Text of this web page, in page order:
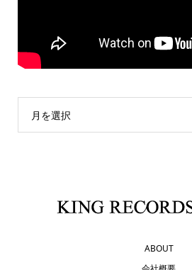
月を選択
ABOUT